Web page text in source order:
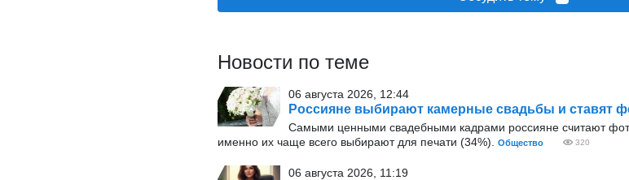
Новости по теме
06 августа 2026, 12:44
Россияне выбирают камерные свадьбы и ставят
Самыми ценными свадебными кадрами россияне считают
именно их чаще всего выбирают для печати (34%).
Общество 320
06 августа 2026, 11:19